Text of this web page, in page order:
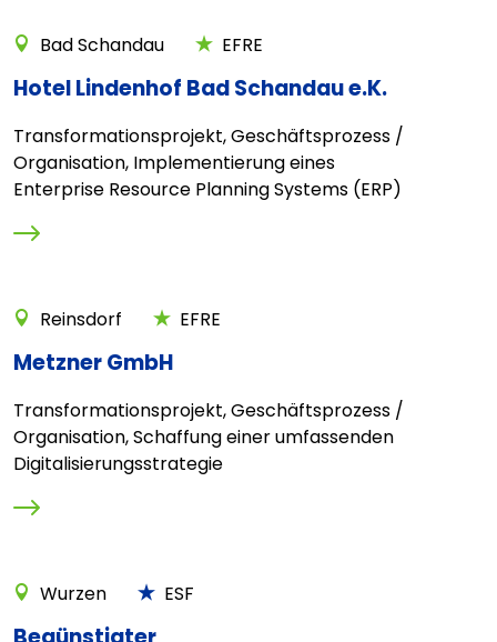
Bad Schandau EFRE
Hotel Lindenhof Bad Schandau e.K.
Transformationsprojekt, Geschäftsprozess /
Organisation, Implementierung eines
Enterprise Resource Planning Systems (ERP)
Reinsdorf EFRE
Metzner GmbH
Transformationsprojekt, Geschäftsprozess /
Organisation, Schaffung einer umfassenden
Digitalisierungsstrategie
Wurzen ESF